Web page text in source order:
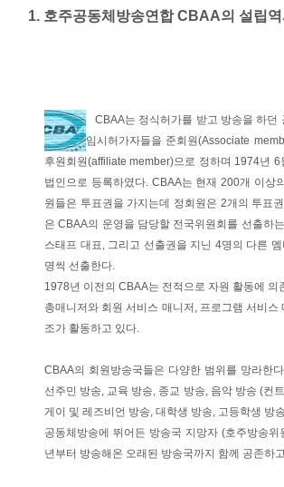
1. 호주공동체방송연합 CBAA의 설립
CBAA는 정식허가를 받고 방송을 하
임시허가자들을 준회원(Associate
후원회원(affiliate member)으로 정하며 1974년
법인으로 등록하였다. CBAA는 현재 200개 이상
원들은 투표권을 가지는데 정회원은 2개의 투표
은 CBAA의 운영을 담당할 전국위원회를 선출하
스태프 대표, 그리고 선출권을 지닌 4명의 다른
명씩 선출한다.
1978년 이전의 CBAA는 전적으로 자원 활동에
총매니저와 회원 서비스 매니저, 프로그램 서비
조가 활동하고 있다.
CBAA의 회원방송국들은 다양한 범위를 망라한
선주민 방송, 교육 방송, 종교 방송, 음악 방송 (컨
게이 및 레즈비언 방송, 대학생 방송, 고등학생 방
공동체방송에 뛰어든 방송국 지망자 (호주방송
년부터 방송해온 오래된 방송국까지 함께 공존하